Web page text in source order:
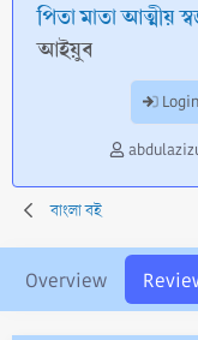
পিতা মাতা আত্মীয়
আইয়ুব
A
t
r
বাংলা বই
Overview